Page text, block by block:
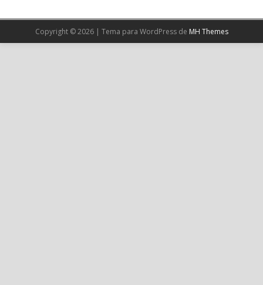
Cargar más
Copyright © 2026 | Tema para WordPress de MH Themes